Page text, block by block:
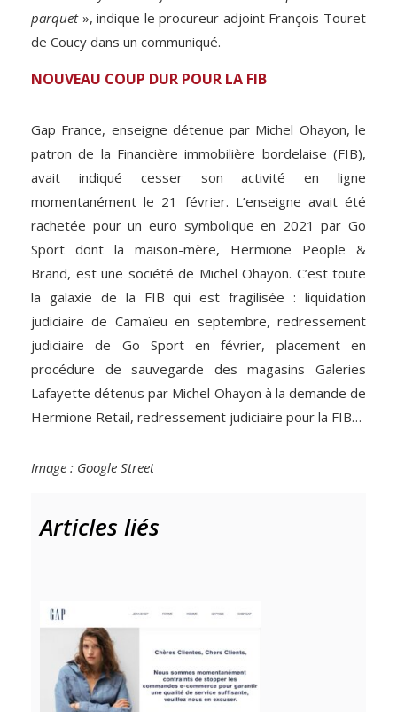
parquet», indique le procureur adjoint François Touret
de Coucy dans un communiqué.
NOUVEAU COUP DUR POUR LA FIB
Gap France, enseigne détenue par Michel Ohayon, le
patron de la Financière immobilière bordelaise (FIB),
avait indiqué cesser son activité en ligne
momentanément le 21 février. L’enseigne avait été
rachetée pour un euro symbolique en 2021 par Go
Sport dont la maison-mère, Hermione People &
Brand, est une société de Michel Ohayon. C’est toute
la galaxie de la FIB qui est fragilisée : liquidation
judiciaire de Camaïeu en septembre, redressement
judiciaire de Go Sport en février, placement en
procédure de sauvegarde des magasins Galeries
Lafayette détenus par Michel Ohayon à la demande de
Hermione Retail, redressement judiciaire pour la FIB…
Image : Google Street
Articles liés